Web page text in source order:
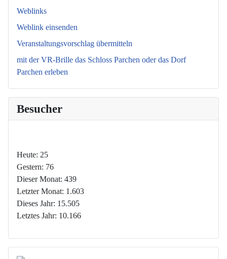
Weblinks
Weblink einsenden
Veranstaltungsvorschlag übermitteln
mit der VR-Brille das Schloss Parchen oder das Dorf
Parchen erleben
Besucher
Heute: 25
Gestern: 76
Dieser Monat: 439
Letzter Monat: 1.603
Dieses Jahr: 15.505
Letztes Jahr: 10.166